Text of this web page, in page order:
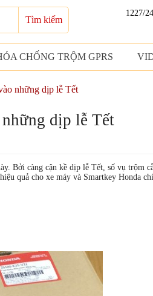
Tìm kiếm
1227/
CHỐNG TRỘM GPRS
những dịp lễ Tết
dịp lễ Tết
Bởi càng cận kề dịp lễ Tết, số vụ trộm
quả cho xe máy và Smartkey Honda